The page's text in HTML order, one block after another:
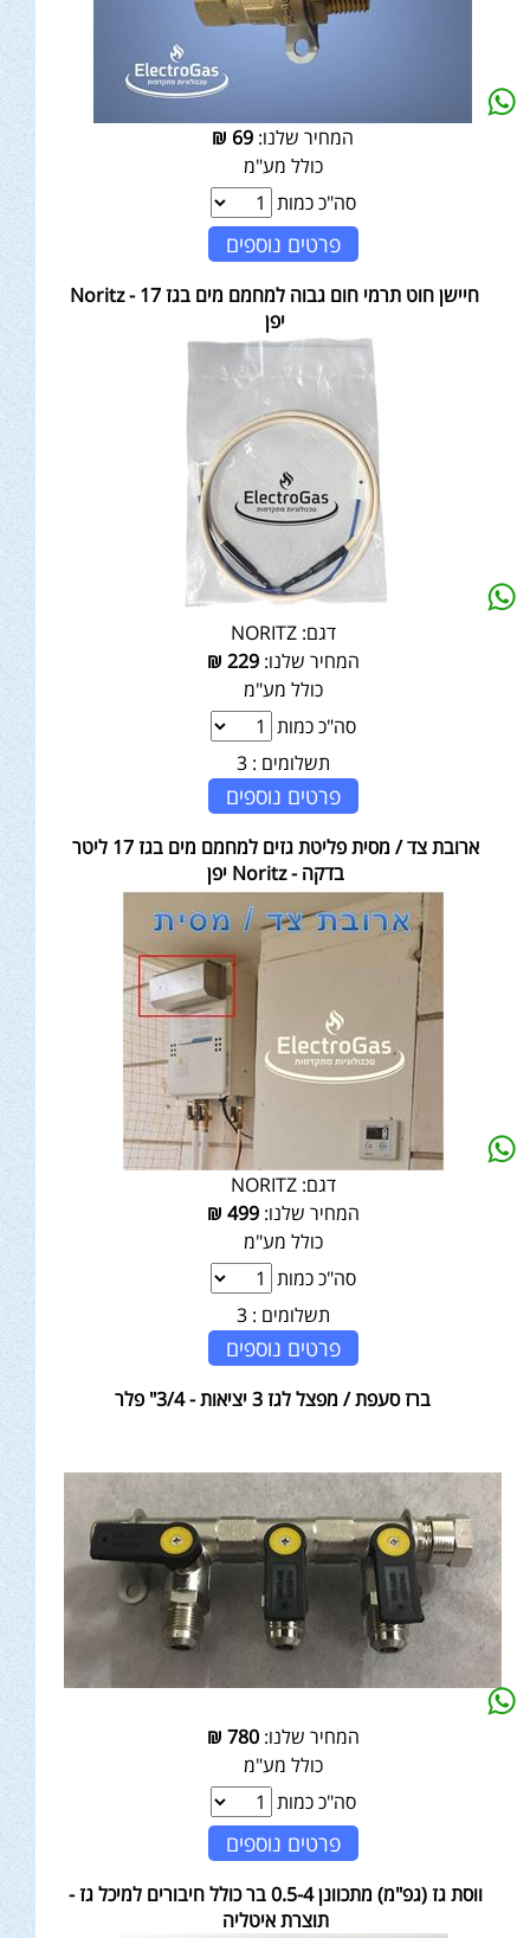
המחיר שלנו: 69
₪
כולל מע"מ
סה"כ כמות
פרטים נוספים
חיישן חוט תרמי חום גבוה למחמם מים בגז 17 - Noritz
יפן
דגם: NORITZ
המחיר שלנו:229
₪
כולל מע"מ
סה"כ כמות
תשלומים : 3
פרטים נוספים
ארובת צד / מסית פליטת גזים למחמם מים בגז 17 ליטר
בדקה - Noritz יפן
דגם: NORITZ
המחיר שלנו:499
₪
כולל מע"מ
סה"כ כמות
תשלומים : 3
פרטים נוספים
ברז סעפת / מפצל לגז 3 יציאות - 3/4" פלר
המחיר שלנו:780
₪
כולל מע"מ
סה"כ כמות
פרטים נוספים
ווסת גז (גפ"מ) מתכוונן 0.5-4 בר כולל חיבורים למיכל גז -
תוצרת איטליה